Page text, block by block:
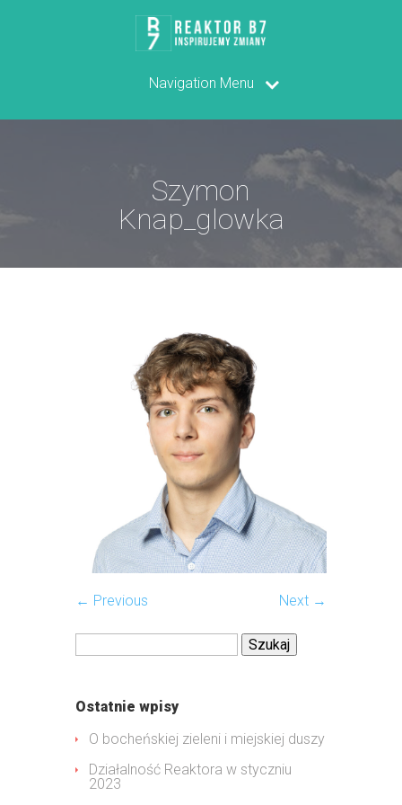
Navigation Menu
Szymon
Knap_glowka
← Previous
Next →
Szukaj:
Ostatnie wpisy
O bocheńskiej zieleni i miejskiej duszy
Działalność Reaktora w styczniu
2023